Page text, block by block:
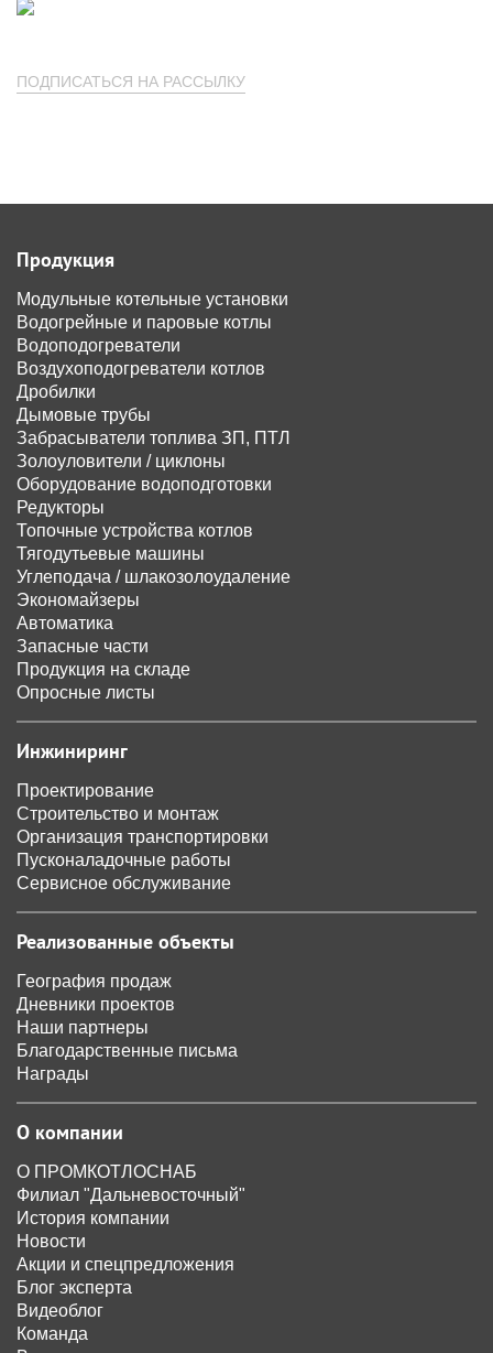
ПОДПИСАТЬСЯ НА РАССЫЛКУ
Продукция
Модульные котельные установки
Водогрейные и паровые котлы
Водоподогреватели
Воздухоподогреватели котлов
Дробилки
Дымовые трубы
Забрасыватели топлива ЗП, ПТЛ
Золоуловители / циклоны
Оборудование водоподготовки
Редукторы
Топочные устройства котлов
Тягодутьевые машины
Углеподача / шлакозолоудаление
Экономайзеры
Автоматика
Запасные части
Продукция на складе
Опросные листы
Инжиниринг
Проектирование
Строительство и монтаж
Организация транспортировки
Пусконаладочные работы
Сервисное обслуживание
Реализованные объекты
География продаж
Дневники проектов
Наши партнеры
Благодарственные письма
Награды
О компании
О ПРОМКОТЛОСНАБ
Филиал "Дальневосточный"
История компании
Новости
Акции и спецпредложения
Блог эксперта
Видеоблог
Команда